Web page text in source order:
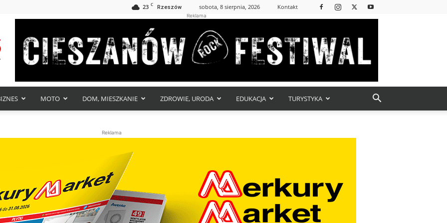
23 C Rzeszów sobota, 8 sierpnia, 2026 Kontakt
Reklama
MOTO DOM, MIESZKANIE ZDROWIE, URODA EDUKACJA TURYSTYKA
Reklama